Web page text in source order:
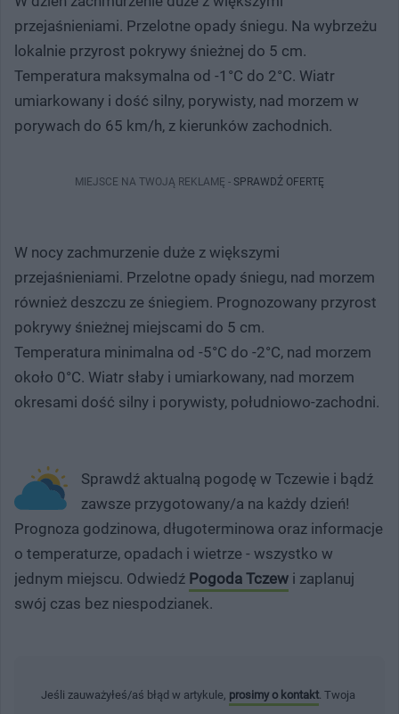
przejaśnieniami. Przelotne opady śniegu. Na wybrzeżu
lokalnie przyrost pokrywy śnieżnej do 5 cm.
Temperatura maksymalna od -1°C do 2°C. Wiatr
umiarkowany i dość silny, porywisty, nad morzem w
porywach do 65 km/h, z kierunków zachodnich.
MIEJSCE NA TWOJĄ REKLAMĘ - SPRAWDŹ OFERTĘ
W nocy zachmurzenie duże z większymi
przejaśnieniami. Przelotne opady śniegu, nad morzem
również deszczu ze śniegiem. Prognozowany przyrost
pokrywy śnieżnej miejscami do 5 cm.
Temperatura minimalna od -5°C do -2°C, nad morzem
około 0°C. Wiatr słaby i umiarkowany, nad morzem
okresami dość silny i porywisty, południowo-zachodni.
Sprawdź aktualną pogodę w Tczewie i bądź
zawsze przygotowany/a na każdy dzień!
Prognoza godzinowa, długoterminowa oraz informacje
o temperaturze, opadach i wietrze - wszystko w
jednym miejscu. Odwiedź Pogoda Tczew i zaplanuj
swój czas bez niespodzianek.
Jeśli zauważyłeś/aś błąd w artykule, prosimy o kontakt . Twoja